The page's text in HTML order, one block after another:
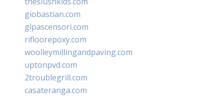
giobastian.com
glpascensori.com
rifloorepoxy.com
woolleymillingandpaving.com
uptonpvd.com
2troublegrill.com
casateranga.com